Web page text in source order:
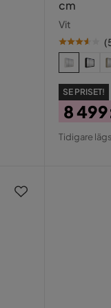
cm
Vit
(
SE PRISET!
Pris
8
Tidigare